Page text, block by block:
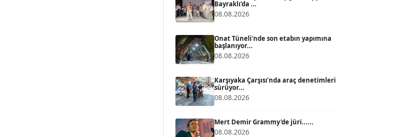
BÜLENT GÜRLÜK
MERT ERBOY
B BÜLENT SAĞLAM
Bayraklı’da ...
08.08.2026
Onat Tüneli'nde son etabın yapımına
başlanıyor...
08.08.2026
Karşıyaka Çarşısı’nda araç denetimleri
sürüyor...
08.08.2026
Mert Demir Grammy'de jüri......
08.08.2026